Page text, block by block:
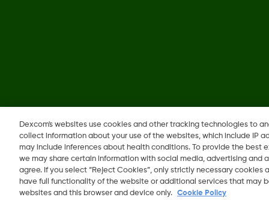
© 2026 Dexcom, Inc. جميع الحقوق محفوظة.
Dexcom's websites use cookies and other tracking technologies to
collect information about your use of the websites, which include IP
may include inferences about health conditions. To provide the best
we may share certain information with social media, advertising and
agree. If you select “Reject Cookies”, only strictly necessary
have full functionality of the website or additional services that may
websites and this browser and device only.
Cookie Policy